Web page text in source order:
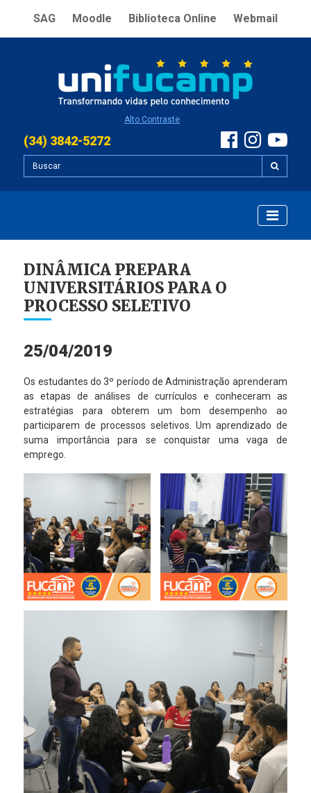
SAG Moodle Biblioteca Online Webmail
Alto Contraste
(34) 3842-5272
DINÂMICA PREPARA
UNIVERSITÁRIOS PARA O
PROCESSO SELETIVO
25/04/2019
Os estudantes do 3º período de Administração aprenderam
as etapas de análises de currículos e conheceram as
estratégias para obterem um bom desempenho ao
participarem de processos seletivos. Um aprendizado de
suma importância para se conquistar uma vaga de
emprego.